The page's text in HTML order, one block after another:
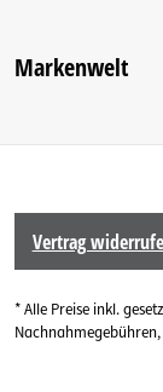
Markenwelt
Vertrag
* Alle Preise inkl.